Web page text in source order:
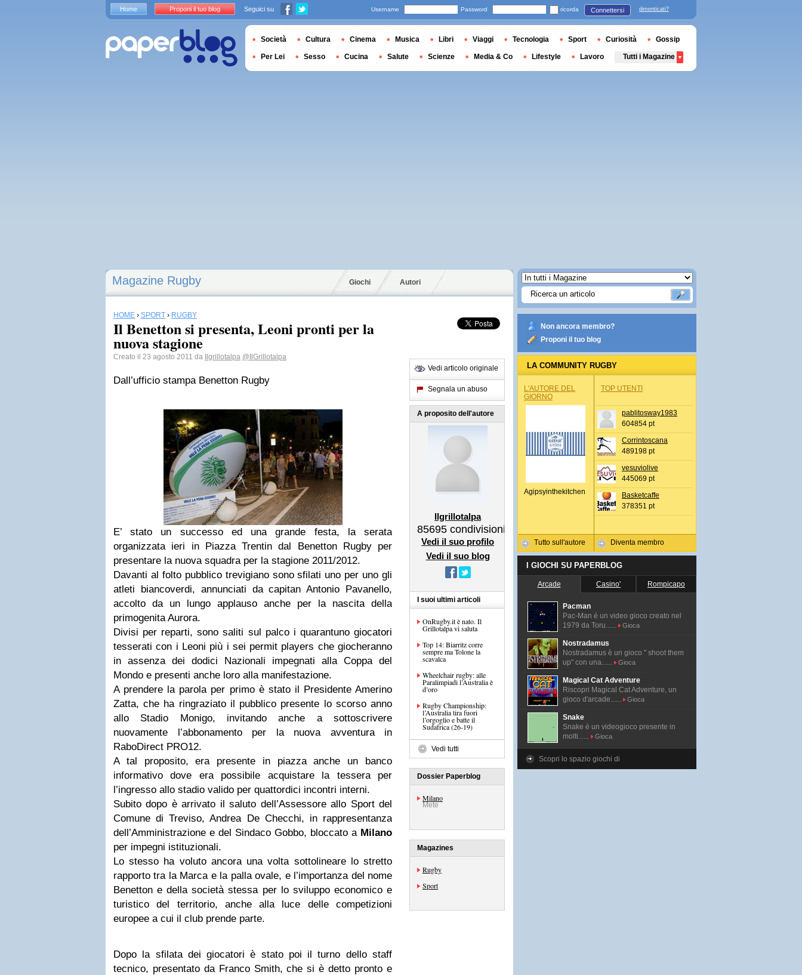
Magazine Rugby Giochi Autori
HOME › SPORT › RUGBY
Il Benetton si presenta, Leoni pronti per la
nuova stagione
Creato il 23 agosto 2011 da Ilgrillotalpa @IlGrillotalpa
Dall’ufficio stampa Benetton Rugby
E’ stato un successo ed una grande festa, la serata
organizzata ieri in Piazza Trentin dal Benetton Rugby per
presentare la nuova squadra per la stagione 2011/2012.
Davanti al folto pubblico trevigiano sono sfilati uno per uno gli
atleti biancoverdi, annunciati da capitan Antonio Pavanello,
accolto da un lungo applauso anche per la nascita della
primogenita Aurora.
Divisi per reparti, sono saliti sul palco i quarantuno giocatori
tesserati con i Leoni più i sei permit players che giocheranno
in assenza dei dodici Nazionali impegnati alla Coppa del
Mondo e presenti anche loro alla manifestazione.
A prendere la parola per primo è stato il Presidente Amerino
Zatta, che ha ringraziato il pubblico presente lo scorso anno
allo Stadio Monigo, invitando anche a sottoscrivere
nuovamente l’abbonamento per la nuova avventura in
RaboDirect PRO12.
A tal proposito, era presente in piazza anche un banco
informativo dove era possibile acquistare la tessera per
l’ingresso allo stadio valido per quattordici incontri interni.
Subito dopo è arrivato il saluto dell’Assessore allo Sport del
Comune di Treviso, Andrea De Checchi, in rappresentanza
dell’Amministrazione e del Sindaco Gobbo, bloccato a Milano
per impegni istituzionali.
Lo stesso ha voluto ancora una volta sottolineare lo stretto
rapporto tra la Marca e la palla ovale, e l’importanza del nome
Benetton e della società stessa per lo sviluppo economico e
turistico del territorio, anche alla luce delle competizioni
europee a cui il club prende parte.
Dopo la sfilata dei giocatori è stato poi il turno dello staff
tecnico, presentato da Franco Smith, che si è detto pronto e
Vedi articolo originale
Segnala un abuso
A proposito dell'autore
Ilgrillotalpa
85695 condivisioni
Vedi il suo profilo
Vedi il suo blog
I suoi ultimi articoli
OnRugby.it è nato. Il
Grillotalpa vi saluta
Top 14: Biarritz corre
sempre ma Tolone la
scavalca
Wheelchair rugby: alle
Paralimpiadi l’Australia è
d’oro
Rugby Championship:
l’Australia tira fuori
l’orgoglio e batte il
Sudafrica (26-19)
Vedi tutti
Dossier Paperblog
Milano
Mete
Magazines
Rugby
Sport
Non ancora membro?
Proponi il tuo blog
LA COMMUNITY RUGBY
L'AUTORE DEL
GIORNO
Agipsyinthekitchen
Tutto sull'autore
TOP UTENTI
pablitosway1983
604854 pt
Corrintoscana
489198 pt
vesuviolive
445069 pt
Basketcaffe
378351 pt
Diventa membro
I GIOCHI SU PAPERBLOG
Arcade Casino' Rompicapo
Pacman
Pac-Man é un video gioco creato nel
1979 da Toru......
Gioca
Nostradamus
Nostradamus è un gioco " shoot them
up" con una......
Gioca
Magical Cat Adventure
Riscopri Magical Cat Adventure, un
gioco d'arcade......
Gioca
Snake
Snake è un videogioco presente in
molti......
Gioca
Scopri lo spazio giochi di
Home Proponi il tuo blog Seguici su Username Password ricorda Connettersi dimenticati?
Società Cultura Cinema Musica Libri Viaggi Tecnologia Sport Curiosità Gossip
Per Lei Sesso Cucina Salute Scienze Media & Co Lifestyle Lavoro Tutti i Magazine